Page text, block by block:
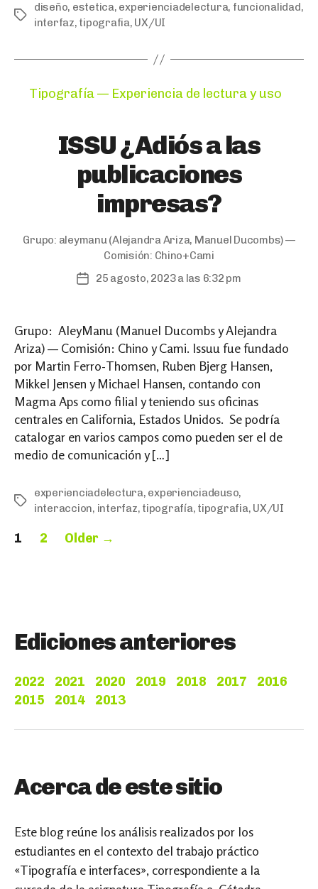
Tags
diseño, estetica, experienciadelectura, funcionalidad,
interfaz, tipografia, UX/UI
Categories
Tipografía — Experiencia de lectura y uso
ISSU ¿Adiós a las
publicaciones
impresas?
Grupo: aleymanu(Alejandra Ariza, Manuel Ducombs) —
Comisión: Chino+Cami
Post25 agosto, 2023 a las 6:32 pm
Grupo: AleyManu (Manuel Ducombs y Alejandra
Ariza) — Comisión: Chino y Cami. Issuu fue fundado
por Martin Ferro-Thomsen, Ruben Bjerg Hansen,
Mikkel Jensen y Michael Hansen, contando con
Magma Aps como filial y teniendo sus oficinas
centrales en California, Estados Unidos. Se podría
catalogar en varios campos como pueden ser el de
medio de comunicación y […]
Tags
experienciadelectura, experienciadeuso,
interaccion, interfaz, tipografía, tipografia, UX/UI
Paginación
1 2 Older →
Ediciones anteriores
2022 2021 2020 2019 2018 2017
2016
2015
2014 2013
Acerca de este sitio
Este blog reúne los análisis realizados por los
estudiantes en el contexto del trabajo práctico
«Tipografía e interfaces», correspondiente a la